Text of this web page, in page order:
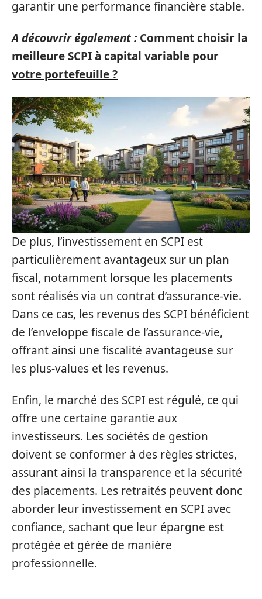
garantir une performance financière stable.
A découvrir également : Comment choisir la
meilleure SCPI à capital variable pour
votre portefeuille ?
De plus, l’investissement en SCPI est
particulièrement avantageux sur un plan
fiscal, notamment lorsque les placements
sont réalisés via un contrat d’assurance-vie.
Dans ce cas, les revenus des SCPI bénéficient
de l’enveloppe fiscale de l’assurance-vie,
offrant ainsi une fiscalité avantageuse sur
les plus-values et les revenus.
Enfin, le marché des SCPI est régulé, ce qui
offre une certaine garantie aux
investisseurs. Les sociétés de gestion
doivent se conformer à des règles strictes,
assurant ainsi la transparence et la sécurité
des placements. Les retraités peuvent donc
aborder leur investissement en SCPI avec
confiance, sachant que leur épargne est
protégée et gérée de manière
professionnelle.